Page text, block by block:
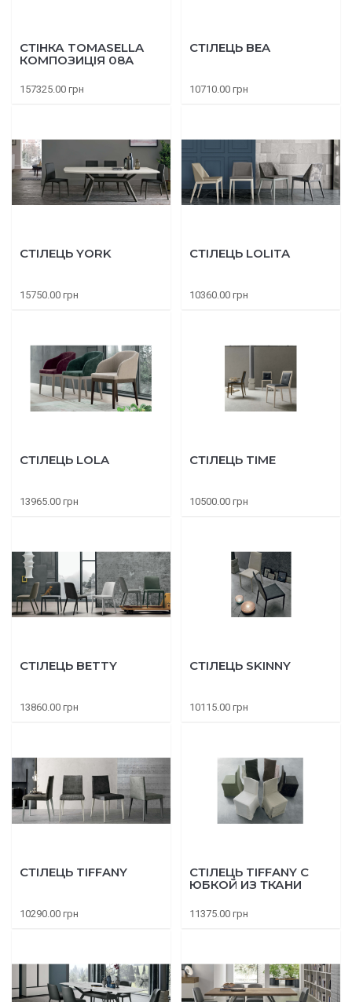
СТІНКА TOMASELLA
КОМПОЗИЦІЯ 08A
157325.00 грн
СТІЛЕЦЬ BEA
10710.00 грн
СТІЛЕЦЬ YORK
15750.00 грн
СТІЛЕЦЬ LOLITA
10360.00 грн
СТІЛЕЦЬ LOLA
13965.00 грн
СТІЛЕЦЬ TIME
10500.00 грн
СТІЛЕЦЬ BETTY
13860.00 грн
СТІЛЕЦЬ SKINNY
10115.00 грн
СТІЛЕЦЬ TIFFANY
10290.00 грн
СТІЛЕЦЬ TIFFANY С
ЮБКОЙ ИЗ ТКАНИ
11375.00 грн